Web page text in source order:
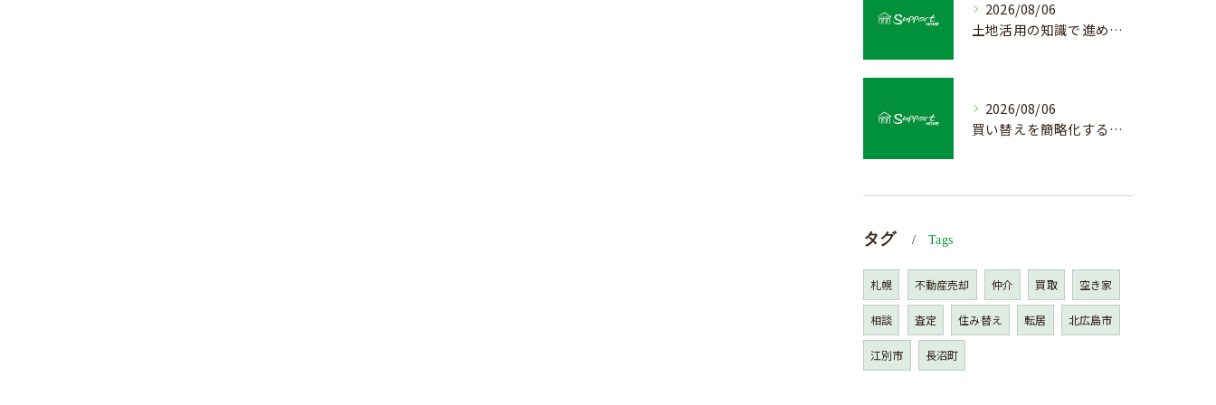
2026/08/06
土地活用の知識で進める不動産売却成功法
2026/08/06
買い替えを簡略化する不動産売却の流れ解説
タグ Tags
札幌 不動産売却 仲介 買取 空き家
相談 査定 住み替え 転居 北広島市
江別市 長沼町